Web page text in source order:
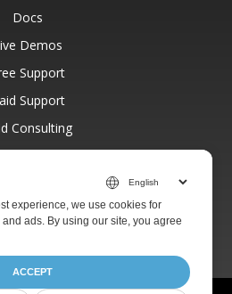
Docs
Demos
Support
Support
Consulting
Blog
About
experience, we use cookies for
ads. By using our site, you agree
ACCEPT